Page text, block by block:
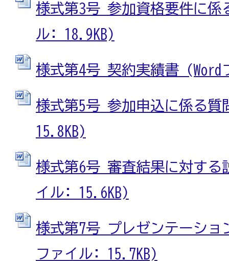
様式第3号 参加資格要件に係
ル: 18.9KB)
様式第4号 契約実績書
様式第5号 参加申込に係る質
15.8KB)
様式第6号 審査結果に対する
イル: 15.6KB)
様式第7号 プレゼンテーショ
ファイル: 15.7KB)